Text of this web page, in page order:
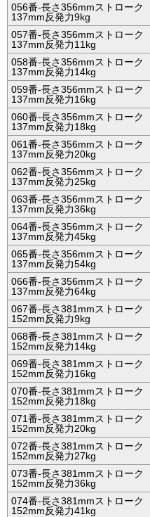
056番-長さ356mmストローク
137mm反発力9kg
057番-長さ356mmストローク
137mm反発力11kg
058番-長さ356mmストローク
137mm反発力14kg
059番-長さ356mmストローク
137mm反発力16kg
060番-長さ356mmストローク
137mm反発力18kg
061番-長さ356mmストローク
137mm反発力20kg
062番-長さ356mmストローク
137mm反発力25kg
063番-長さ356mmストローク
137mm反発力36kg
064番-長さ356mmストローク
137mm反発力45kg
065番-長さ356mmストローク
137mm反発力54kg
066番-長さ356mmストローク
137mm反発力64kg
067番-長さ381mmストローク
152mm反発力9kg
068番-長さ381mmストローク
152mm反発力14kg
069番-長さ381mmストローク
152mm反発力16kg
070番-長さ381mmストローク
152mm反発力18kg
071番-長さ381mmストローク
152mm反発力20kg
072番-長さ381mmストローク
152mm反発力27kg
073番-長さ381mmストローク
152mm反発力36kg
074番-長さ381mmストローク
152mm反発力41kg